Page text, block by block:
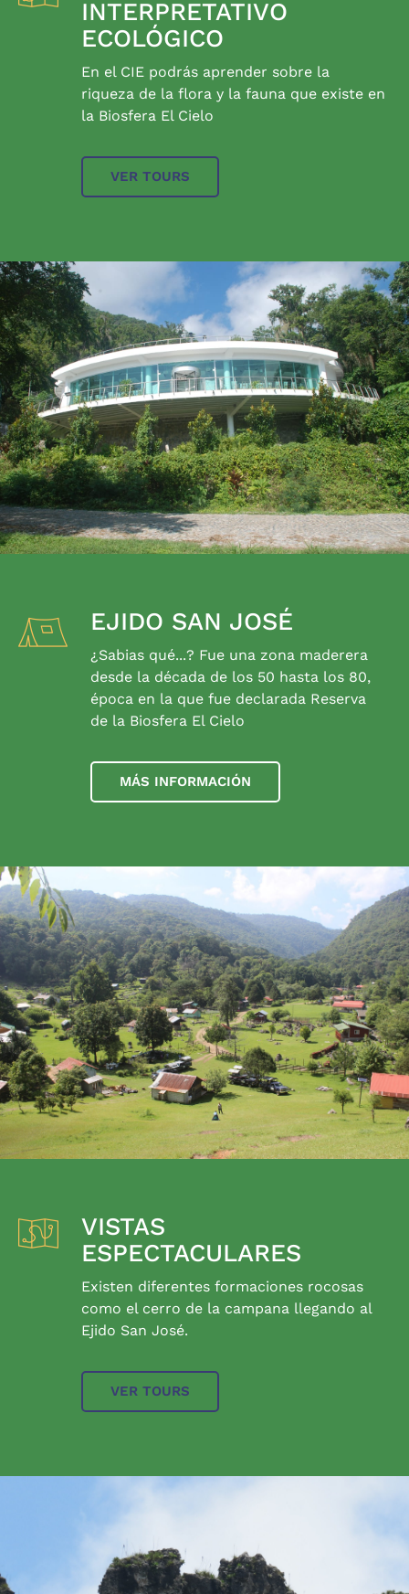
INTERPRETATIVO
ECOLÓGICO
En el CIE podrás aprender sobre la
riqueza de la flora y la fauna que existe en
la Biosfera El Cielo
VER TOURS
EJIDO SAN JOSÉ
¿Sabias qué...? Fue una zona maderera
desde la década de los 50 hasta los 80,
época en la que fue declarada Reserva
de la Biosfera El Cielo
MÁS INFORMACIÓN
VISTAS
ESPECTACULARES
Existen diferentes formaciones rocosas
como el cerro de la campana llegando al
Ejido San José.
VER TOURS